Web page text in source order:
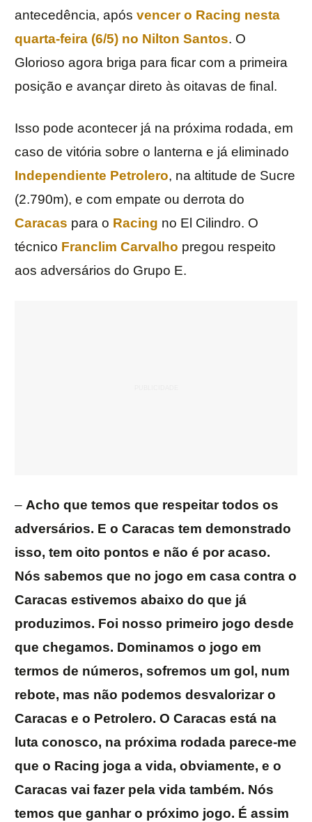
antecedência, após vencer o Racing nesta
quarta-feira (6/5) no Nilton Santos. O
Glorioso agora briga para ficar com a primeira
posição e avançar direto às oitavas de final.
Isso pode acontecer já na próxima rodada, em
caso de vitória sobre o lanterna e já eliminado
Independiente Petrolero, na altitude de Sucre
(2.790m), e com empate ou derrota do
Caracas para o Racing no El Cilindro. O
técnico Franclim Carvalho pregou respeito
aos adversários do Grupo E.
– Acho que temos que respeitar todos os
adversários. E o Caracas tem demonstrado
isso, tem oito pontos e não é por acaso.
Nós sabemos que no jogo em casa contra o
Caracas estivemos abaixo do que já
produzimos. Foi nosso primeiro jogo desde
que chegamos. Dominamos o jogo em
termos de números, sofremos um gol, num
rebote, mas não podemos desvalorizar o
Caracas e o Petrolero. O Caracas está na
luta conosco, na próxima rodada parece-me
que o Racing joga a vida, obviamente, e o
Caracas vai fazer pela vida também. Nós
temos que ganhar o próximo jogo. É assim